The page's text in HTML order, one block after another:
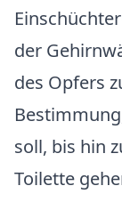
der
des Opfers
soll, bis hin
Toilette